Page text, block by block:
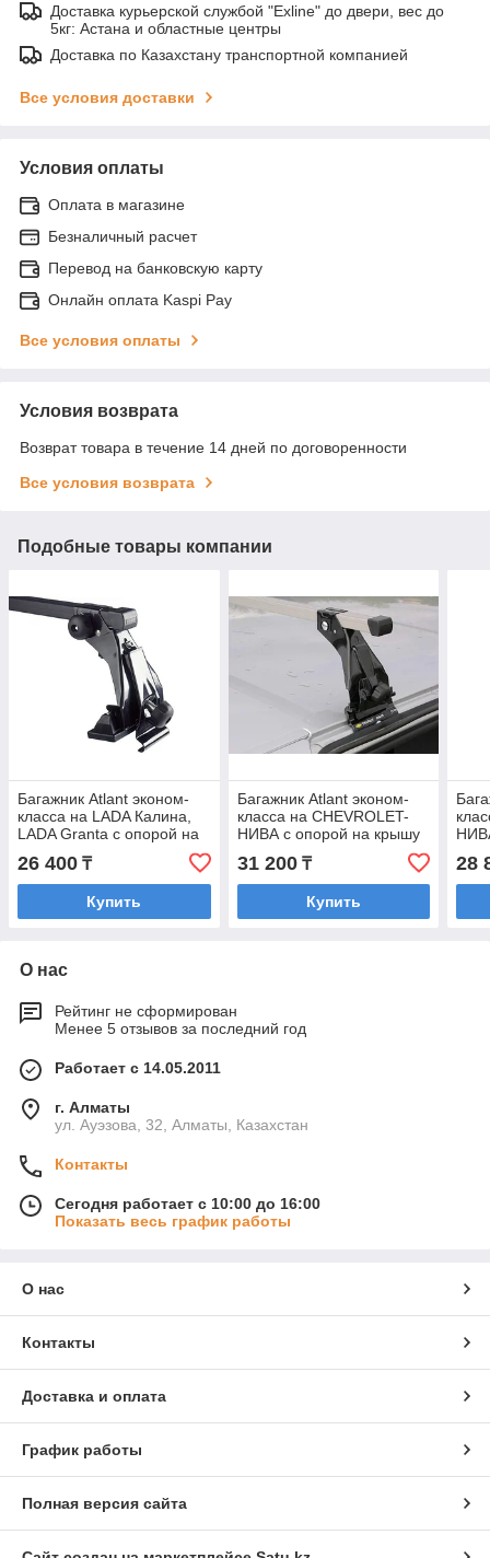
Доставка курьерской службой "Exline" до двери, вес до
5кг: Астана и областные центры
Доставка по Казахстану транспортной компанией
Все условия доставки
Условия оплаты
Оплата в магазине
Безналичный расчет
Перевод на банковскую карту
Онлайн оплата Kaspi Pay
Все условия оплаты
Условия возврата
Возврат товара в течение 14 дней по договоренности
Все условия возврата
Подобные товары компании
Багажник Atlant эконом-
класса на LADA Калина,
LADA Granta с опорой на
крышу (стальные дуги)
26 400 ₸
Купить
Багажник Atlant эконом-
класса на CHEVROLET-
НИВА с опорой на крышу
(алюминиевые дуги)
31 200₸
Купить
28
О нас
Рейтинг не сформирован
Менее 5 отзывов за последний год
Работает с 14.05.2011
г. Алматы
ул. Ауэзова, 32, Алматы, Казахстан
Контакты
Сегодня работает с 10:00 до 16:00
Показать весь график работы
О нас
Контакты
Доставка и оплата
График работы
Полная версия сайта